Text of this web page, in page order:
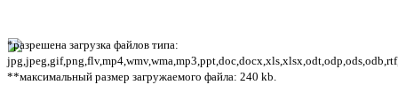
*разрешена загрузка файлов типа:
**максимальный размер загружаемого файла: 240 kb.